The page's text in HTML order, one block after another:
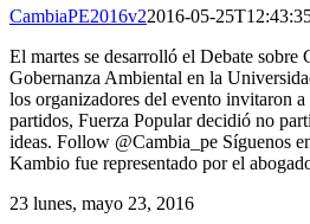
CambiaPE2016v22016-05-
El martes se desarrolló el Debate
Gobernanza Ambiental en la
los organizadores del evento invitaron a
partidos, Fuerza Popular decidió no
ideas. Follow @Cambia_pe Síguenos
Kambio fue representado por el
23 lunes, mayo 23, 2016